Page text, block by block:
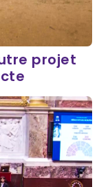
projet